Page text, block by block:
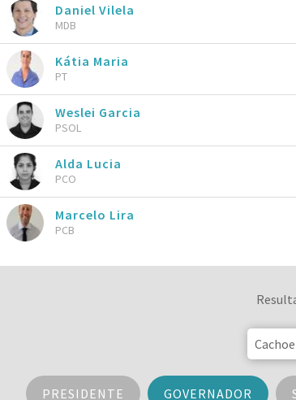
Daniel Vilela
MDB
Kátia Maria
PT
Weslei Garcia
PSOL
Alda Lucia
PCO
Marcelo Lira
PCB
PRESIDENTE GOVERNADOR